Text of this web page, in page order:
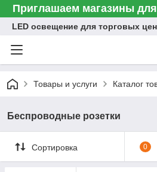
Приглашаем магазины
LED освещение для торговых
Товары и услуги Каталог
Беспроводные розетки
Сортировка 0